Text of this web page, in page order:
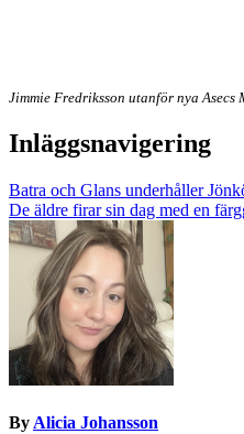
Jimmie Fredriksson utanför nya
Inläggsnavigering
Batra och Glans underhåller
De äldre firar sin dag med en
By Alicia Johansson